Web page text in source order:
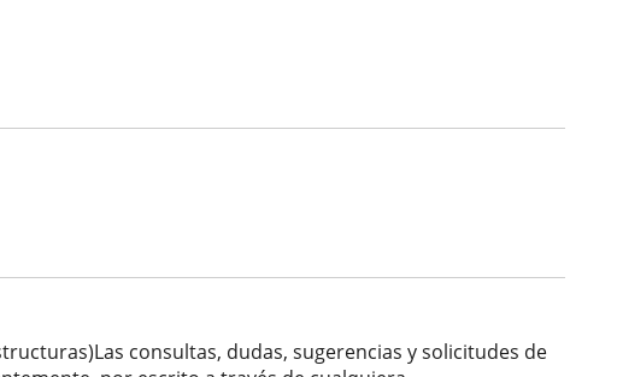
consultas, dudas, sugerencias y solicitudes de